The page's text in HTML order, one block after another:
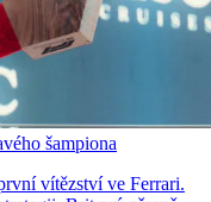
šampiona
vítězství ve Ferrari.